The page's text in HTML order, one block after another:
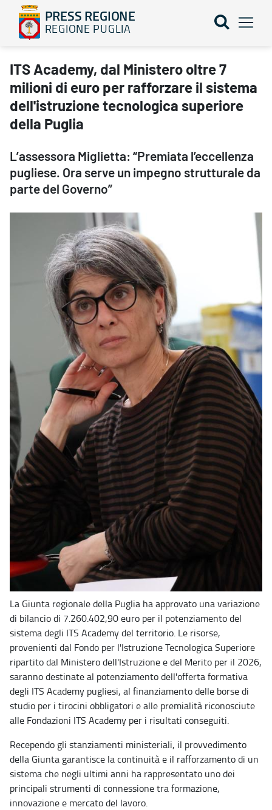
PRESS REGIONE
REGIONE PUGLIA
ITS Academy, dal Ministero oltre 7 milioni di euro per rafforzare
ITS Academy, dal Ministero oltre 7
milioni di euro per rafforzare il sistema
dell'istruzione tecnologica superiore
della Puglia
L’assessora Miglietta: “Premiata l’eccellenza
pugliese. Ora serve un impegno strutturale da
parte del Governo”
La Giunta regionale della Puglia ha approvato una variazione
di bilancio di 7.260.402,90 euro per il potenziamento del
sistema degli ITS Academy del territorio. Le risorse,
provenienti dal Fondo per l'Istruzione Tecnologica Superiore
ripartito dal Ministero dell'Istruzione e del Merito per il 2026,
saranno destinate al potenziamento dell'offerta formativa
degli ITS Academy pugliesi, al finanziamento delle borse di
studio per i tirocini obbligatori e alle premialità riconosciute
alle Fondazioni ITS Academy per i risultati conseguiti.
Recependo gli stanziamenti ministeriali, il provvedimento
della Giunta garantisce la continuità e il rafforzamento di un
sistema che negli ultimi anni ha rappresentato uno dei
principali strumenti di connessione tra formazione,
innovazione e mercato del lavoro.